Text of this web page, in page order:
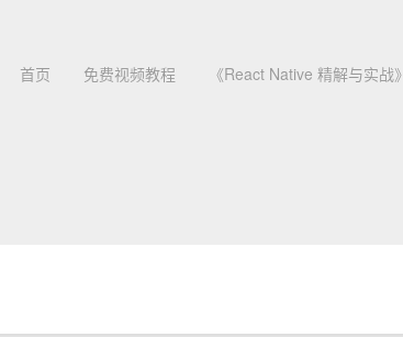
首页 免费视频教程 《React Native 精解与实战》